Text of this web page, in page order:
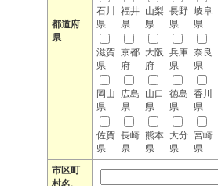
都道府
県
石川
県
福井
県
山梨
県
長野
県
岐阜
県
滋賀
県
京都
府
大阪
府
兵庫
県
奈良
県
岡山
県
広島
県
山口
県
徳島
県
香川
県
佐賀
県
長崎
県
熊本
県
大分
県
宮崎
県
市区町
村名、